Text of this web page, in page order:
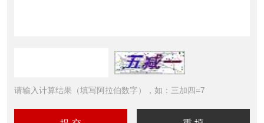
请输入计算结果（填写阿拉伯数字），如：三加四=7